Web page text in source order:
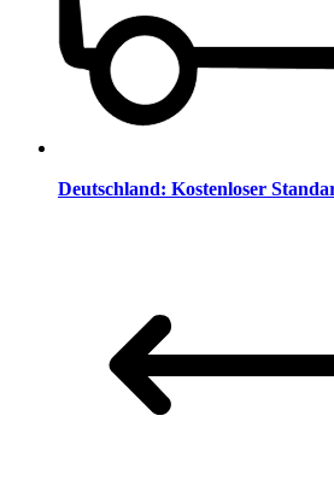
Deutschland: Kostenloser